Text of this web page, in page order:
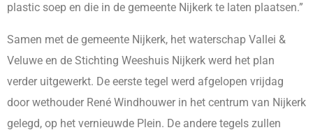
plastic soep en die in de gemeente Nijkerk te laten plaatsen.”
Samen met de gemeente Nijkerk, het waterschap Vallei &
Veluwe en de Stichting Weeshuis Nijkerk werd het plan
verder uitgewerkt. De eerste tegel werd afgelopen vrijdag
door wethouder René Windhouwer in het centrum van Nijkerk
gelegd, op het vernieuwde Plein. De andere tegels zullen